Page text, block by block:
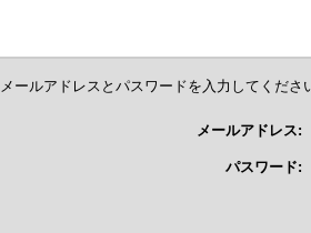
メールアドレスとパスワードを入力してくださ
メールアドレス:
パスワード: